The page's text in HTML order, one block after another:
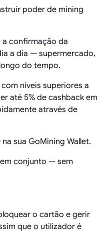
poder de mining
a confirmação da
a dia — supermercado,
do tempo.
níveis superiores a
até 5% de cashback em
através de
sua GoMining Wallet.
conjunto — sem
o cartão e gerir
que o utilizador é